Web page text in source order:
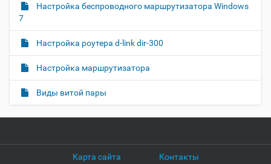
Настройка беспроводного маршрутизатора Windows
7
Настройка роутера d-link dir-300
Настройка маршрутизатора
Виды витой пары
Карта сайта Контакты